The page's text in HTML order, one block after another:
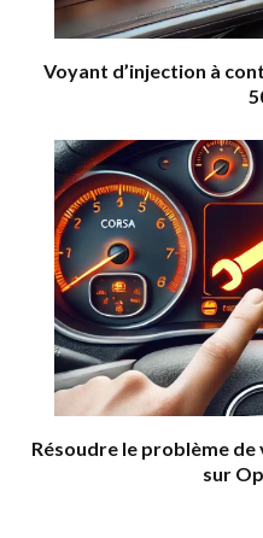
Voyant d’injection à
Résoudre le problème
sur